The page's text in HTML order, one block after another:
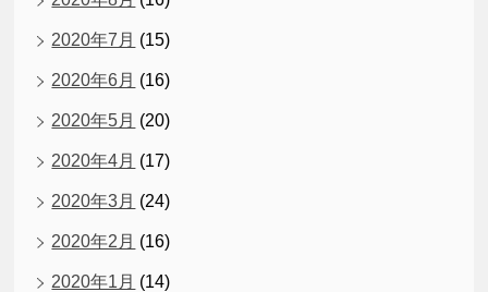
2020年7月 (15)
2020年6月 (16)
2020年5月 (20)
2020年4月 (17)
2020年3月 (24)
2020年2月 (16)
2020年1月 (14)